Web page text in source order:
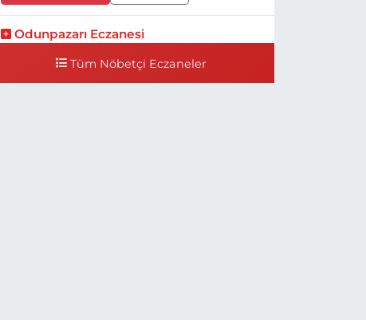
Odunpazarı Eczanesi
NO:21 E TIP FAKÜLTESİ KARŞISI
Tüm Nöbetçi Eczaneler